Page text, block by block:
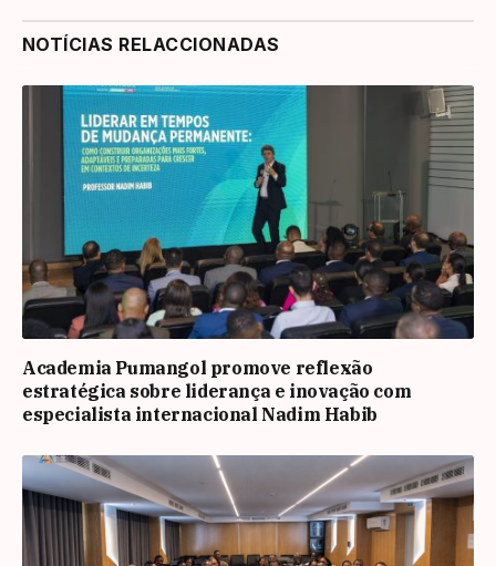
NOTÍCIAS RELACCIONADAS
Academia Pumangol promove reflexão
estratégica sobre liderança e inovação com
especialista internacional Nadim Habib